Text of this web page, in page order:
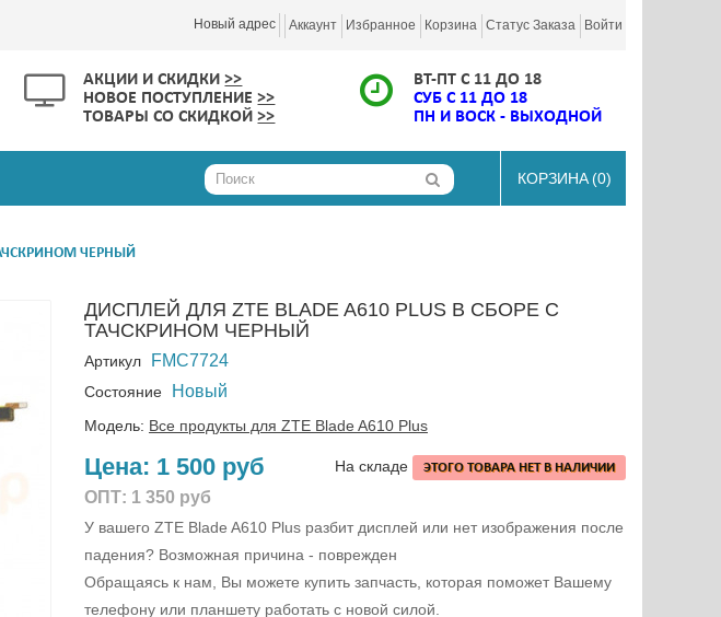
Новый адрес Аккаунт Избранное Корзина Статус Заказа Войти
АКЦИИ И СКИДКИ>>
НОВОЕ ПОСТУПЛЕНИЕ>>
ТОВАРЫ СО СКИДКОЙ>>
ВТ-ПТ С 11 ДО 18
СУБ С 11 ДО 18
ПН И ВОСК - ВЫХОДНОЙ
КОРЗИНА (0)
ЧЕРНЫЙ
ДИСПЛЕЙ ДЛЯ ZTE BLADE A610 PLUS В СБОРЕ С
ТАЧСКРИНОМ ЧЕРНЫЙ
Артикул FMC7724
Состояние Новый
Модель: Все продукты для ZTE Blade A610 Plus
Цена: 1 500 руб
ОПТ: 1 350 руб
На складе ЭТОГО ТОВАРА НЕТ В НАЛИЧИИ
У вашего ZTE Blade A610 Plus разбит дисплей или нет изображения после
падения? Возможная причина - поврежден
Обращаясь к нам, Вы можете купить запчасть, которая поможет Вашему
телефону или планшету работать с новой силой.